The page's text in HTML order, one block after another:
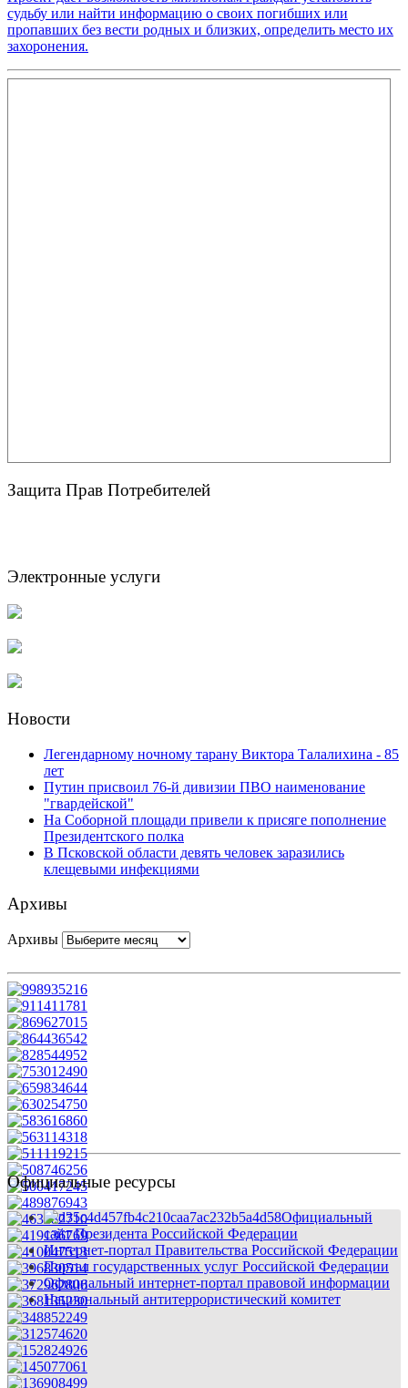
Защита Прав Потребителей
Электронные услуги
Новости
Легендарному ночному тарану Виктора Талалихина - 85
лет
Путин присвоил 76-й дивизии ПВО наименование
"гвардейской"
На Соборной площади привели к присяге пополнение
Президентского полка
В Псковской области девять человек заразились
клещевыми инфекциями
Архивы
Архивы
Официальные ресурсы
Официальный
сайт Президента Российской Федерации
Интернет-портал Правительства Российской Федерации
Портал государственных услуг Российской Федерации
Официальный интернет-портал правовой информации
Национальный антитеррористический комитет